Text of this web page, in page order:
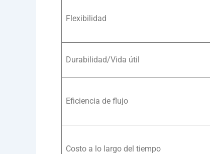
Flexibilidad
Durabilidad/Vida útil
Eficiencia de flujo
Costo a lo largo del tiempo